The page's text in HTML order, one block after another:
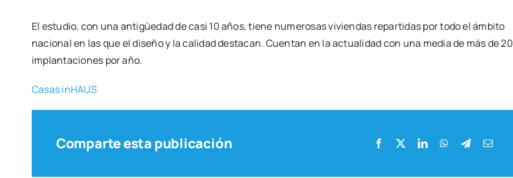
El estu­dio, con una anti­güe­dad de casi 10 años, tie­ne nume­ro­sas vivien­das repar­ti­das por todo el ámbi­to
nacio­nal en las que el dise­ño y la cali­dad des­ta­can. Cuen­tan en la actua­li­dad con una media de más de 20
implan­ta­cio­nes por año.
Casas inHAUS
Comparte esta publicación